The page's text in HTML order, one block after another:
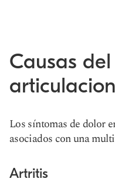
Causas
Los síntomas de dolor
asociados con una
Artritis